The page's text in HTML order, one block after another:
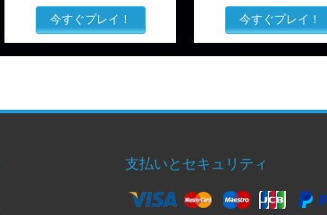
今すぐプレイ！ 今すぐプレイ！
支払いとセキュリティ